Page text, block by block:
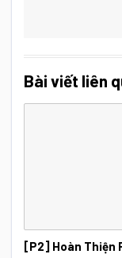
Bài viết liên
[P2] Hoàn Thiện